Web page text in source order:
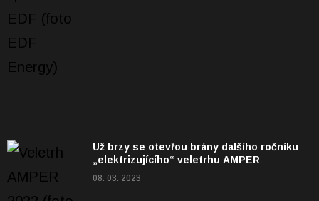
Už brzy se otevřou brány dalšího ročníku
„elektrizujícího“ veletrhu AMPER
08. 03. 2023